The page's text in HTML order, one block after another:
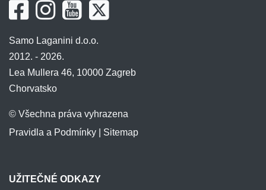
Samo Laganini d.o.o.
2012. - 2026.
Lea Mullera 46, 10000 Zagreb
Chorvatsko
© Všechna práva vyhrazena
Pravidla a Podmínky
Sitemap
UŽITEČNÉ ODKAZY